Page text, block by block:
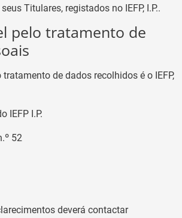
Titulares, registados no IEFP, I.P..
pelo tratamento de
de dados recolhidos é o IEFP,
IEFP I.P.
52
deverá contactar